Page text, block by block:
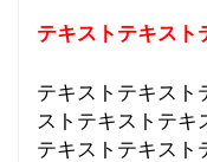
テキストテキスト
テキストテキスト
ストテキストテキ
テキストテキスト